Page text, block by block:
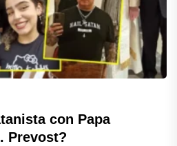
con Papa
Prevost?